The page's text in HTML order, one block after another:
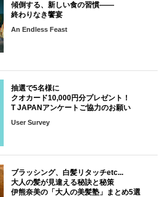
傾倒する、新しい食の習慣――
終わりなき饗宴
An Endless Feast
抽選で5名様に
クオカード10,000円分プレゼント！
T JAPANアンケートご協力のお願い
User Survey
ブラッシング、白髪リタッチetc...
大人の髪が見違える秘訣と秘策
伊熊奈美の「大人の美髪塾」まとめ5選